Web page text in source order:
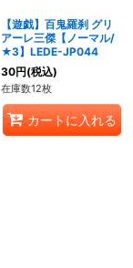
【遊戯】百鬼羅刹 グリ
アーレ三傑【ノーマル/
★3】LEDE-JP044
30円(税込)
在庫数12枚
カートに入れる